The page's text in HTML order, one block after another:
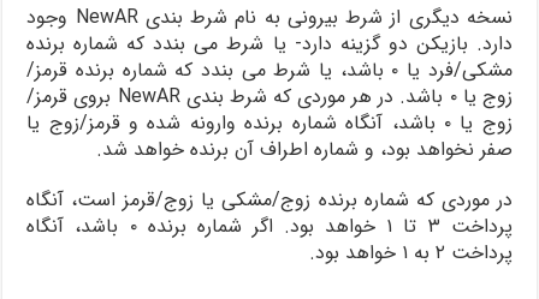
نسخه دیگری از شرط بیرونی به نام شرط بندی NewAR وجود
دارد. بازیکن دو گزینه دارد- یا شرط می بندد که شماره برنده
مشکی/فرد یا ۰ باشد، یا شرط می بندد که شماره برنده قرمز/
زوج یا ۰ باشد. در هر موردی که شرط بندی NewAR بروی قرمز/
زوج یا ۰ باشد، آنگاه شماره برنده وارونه شده و قرمز/زوج یا
صفر نخواهد بود، و شماره اطراف آن برنده خواهد شد.
در موردی که شماره برنده زوج/مشکی یا زوج/قرمز است، آنگاه
پرداخت ۳ تا ۱ خواهد بود. اگر شماره برنده ۰ باشد، آنگاه
پرداخت ۲ به ۱ خواهد بود.